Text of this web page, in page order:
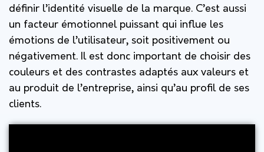
définir l’identité visuelle de la marque. C’est aussi
un facteur émotionnel puissant qui influe les
émotions de l’utilisateur, soit positivement ou
négativement. Il est donc important de choisir des
couleurs et des contrastes adaptés aux valeurs et
au produit de l’entreprise, ainsi qu’au profil de ses
clients.